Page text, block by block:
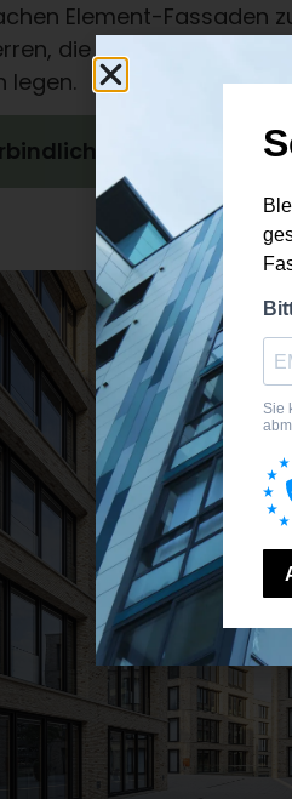
Element-Fassaden
die Wert auf Effizienz,
legen.
Angebot